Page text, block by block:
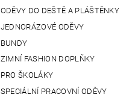
ODĚVY DO DEŠTĚ A PLÁŠTĚNKY
JEDNORÁZOVÉ ODĚVY
BUNDY
ZIMNÍ FASHION DOPLŇKY
PRO ŠKOLÁKY
SPECIÁLNÍ PRACOVNÍ ODĚVY